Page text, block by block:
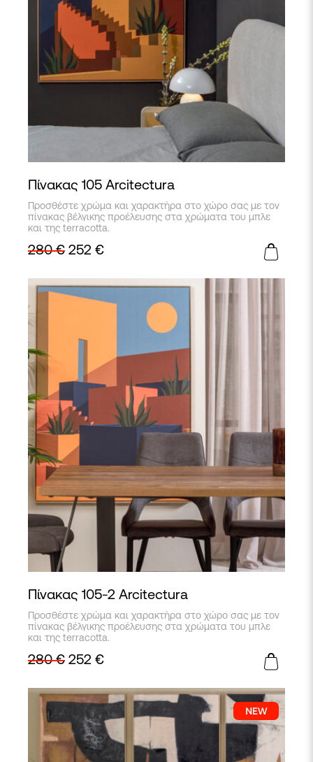
Πίνακας 105 Arcitectura
Προσθέστε χρώμα και χαρακτήρα στο χώρο σας με τον
πίνακας βέλγικης προέλευσης στα χρώματα του μπλε
και της terracotta.
280€ 252 €
Πίνακας 105-2 Arcitectura
Προσθέστε χρώμα και χαρακτήρα στο χώρο σας με τον
πίνακας βέλγικης προέλευσης στα χρώματα του μπλε
και της terracotta.
280€ 252 €